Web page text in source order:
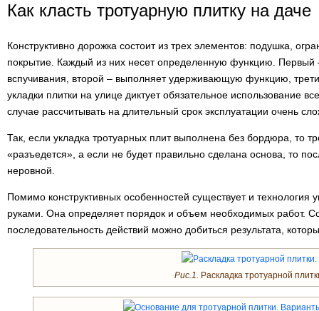
Как класть тротуарную плитку на даче
Конструктивно дорожка состоит из трех элементов: подушка,
покрытие. Каждый из них несет определенную функцию. Первый
вспучивания, второй – выполняет удерживающую функцию,
укладки плитки на улице диктует обязательное использование
случае рассчитывать на длительный срок эксплуатации очень
Так, если укладка тротуарных плит выполнена без бордюра, то
«разъедется», а если не будет правильно сделана основа, то
неровной.
Помимо конструктивных особенностей существует и технология
руками. Она определяет порядок и объем необходимых работ.
последовательность действий можно добиться результата,
Рис.1. Раскладка тротуарной